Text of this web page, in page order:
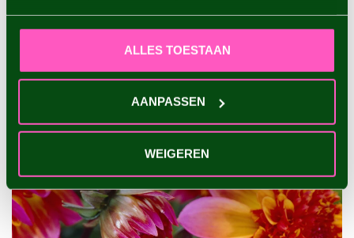
ALLES TOESTAAN
AANPASSEN
WEIGEREN